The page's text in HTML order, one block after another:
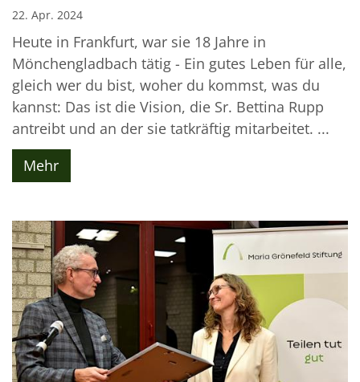
22. Apr. 2024
Heute in Frankfurt, war sie 18 Jahre in
Mönchengladbach tätig - Ein gutes Leben für alle,
gleich wer du bist, woher du kommst, was du
kannst: Das ist die Vision, die Sr. Bettina Rupp
antreibt und an der sie tatkräftig mitarbeitet. ...
Mehr